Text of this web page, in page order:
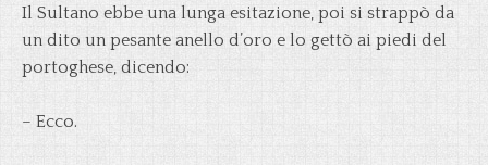
Il Sultano ebbe una lunga esitazione, poi si strappò da
un dito un pesante anello d’oro e lo gettò ai piedi del
portoghese, dicendo:
– Ecco.